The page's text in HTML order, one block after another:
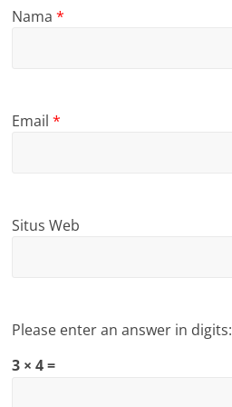
Nama*
Email*
Situs Web
Please enter an answer in digits:
3 × 4 =